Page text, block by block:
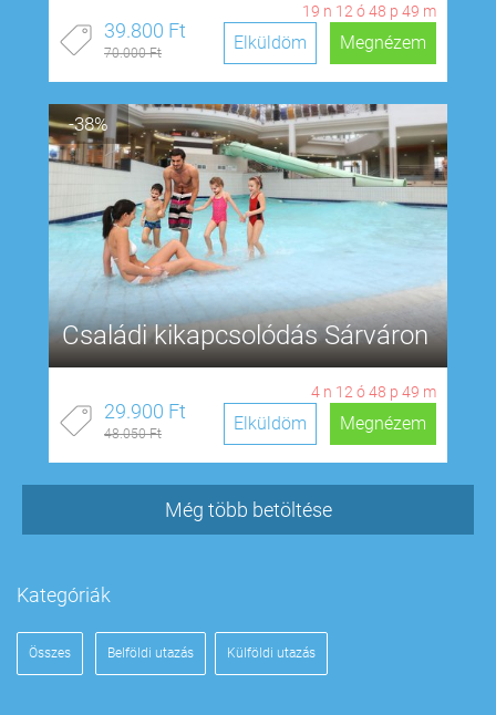
19 n 12 ó48 p 48 m
39.800 Ft
70.000 Ft Megnézem
Elküldöm
-38%
Családi kikapcsolódás Sárváron
4 n 12 ó48 p 48 m
29.900 Ft
48.050 Ft Megnézem
Elküldöm
Még több betöltése
Kategóriák
Összes Belföldi utazás Külföldi utazás